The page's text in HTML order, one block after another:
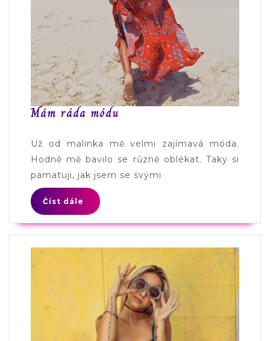
Mám ráda módu
Už od malinka mě velmi zajímavá móda.
Hodně mě bavilo se různě oblékat. Taky si
pamatuji, jak jsem se svými
Číst dále